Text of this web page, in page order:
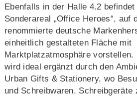
Ebenfalls in der Halle 4.2
Sonderareal „Office Heroes“, auf
renommierte deutsche
einheitlich gestalteten Fläche mit
Marktplatzatmosphäre
wird ideal ergänzt durch den
Urban Gifts & Stationery, wo
und Schreibwaren, Schreibgeräte